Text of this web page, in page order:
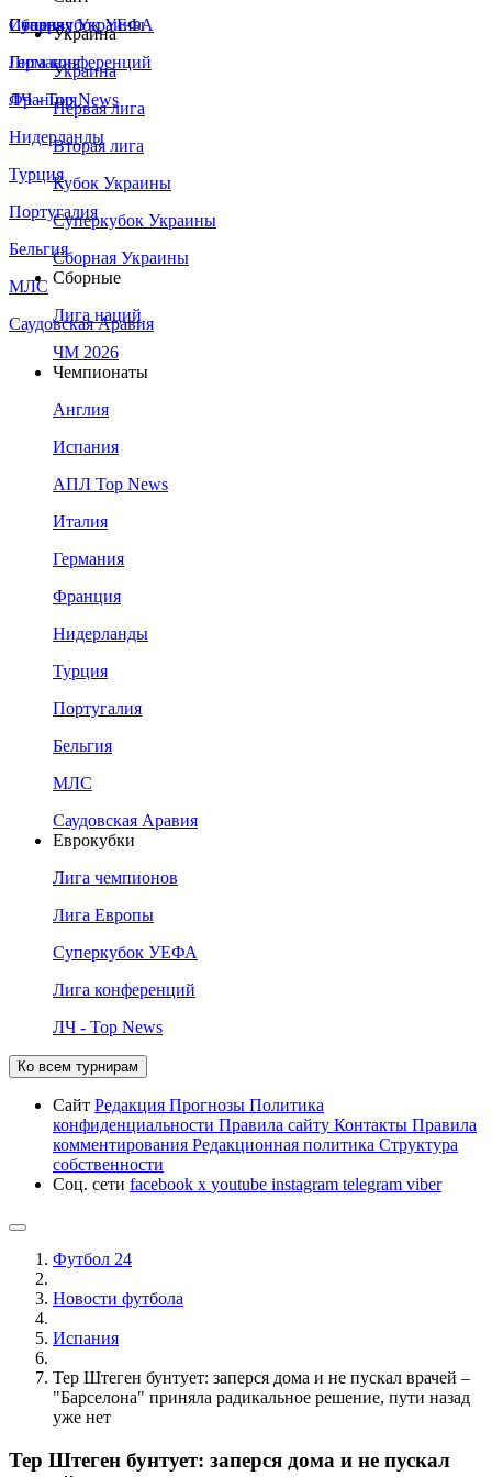
Сборная Украины
Италия
Германия
Франция
Нидерланды
Турция
Португалия
Бельгия
МЛС
Саудовская Аравия
Суперкубок УЕФА
Лига конференций
ЛЧ - Top News
Украина
Украина
Первая лига
Вторая лига
Кубок Украины
Суперкубок Украины
Сборная Украины
Сборные
Лига наций
ЧМ 2026
Чемпионаты
Англия
Испания
АПЛ Top News
Италия
Германия
Франция
Нидерланды
Турция
Португалия
Бельгия
МЛС
Саудовская Аравия
Еврокубки
Лига чемпионов
Лига Европы
Суперкубок УЕФА
Лига конференций
ЛЧ - Top News
Ко всем турнирам
Сайт Редакция Прогнозы Политика
конфиденциальности Правила сайту Контакты Правила
комментирования Редакционная политика Структура
собственности
Соц. сети facebook x youtube instagram telegram viber
Футбол 24
Новости футбола
Испания
Тер Штеген бунтует: заперся дома и не пускал врачей –
"Барселона" приняла радикальное решение, пути назад
уже нет
Тер Штеген бунтует: заперся дома и не пускал